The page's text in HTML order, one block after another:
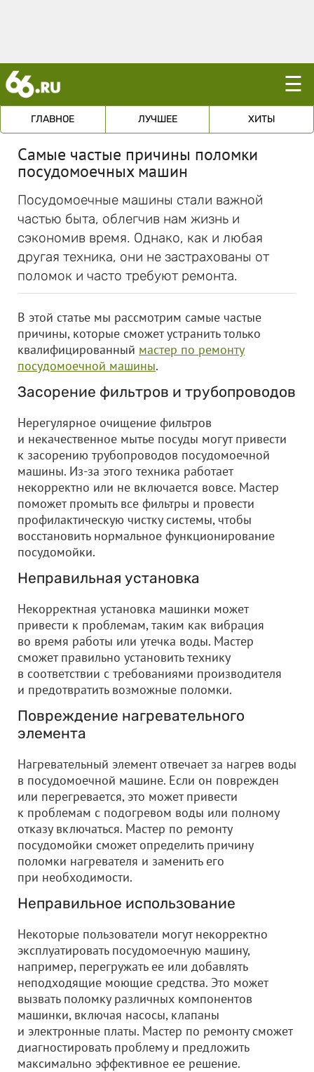
☰
ГЛАВНОЕ ЛУЧШЕЕ ХИТЫ
Самые частые причины поломки
посудомоечных машин
Посудомоечные машины стали важной
частью быта, облегчив нам жизнь и
сэкономив время. Однако, как и любая
другая техника, они не застрахованы от
поломок и часто требуют ремонта.
В этой статье мы рассмотрим самые частые
причины, которые сможет устранить только
квалифицированный мастер по ремонту
посудомоечной машины.
Засорение фильтров и трубопроводов
Нерегулярное очищение фильтров
и некачественное мытье посуды могут привести
к засорению трубопроводов посудомоечной
машины. Из-за этого техника работает
некорректно или не включается вовсе. Мастер
поможет промыть все фильтры и провести
профилактическую чистку системы, чтобы
восстановить нормальное функционирование
посудомойки.
Неправильная установка
Некорректная установка машинки может
привести к проблемам, таким как вибрация
во время работы или утечка воды. Мастер
сможет правильно установить технику
в соответствии с требованиями производителя
и предотвратить возможные поломки.
Повреждение нагревательного
элемента
Нагревательный элемент отвечает за нагрев воды
в посудомоечной машине. Если он поврежден
или перегревается, это может привести
к проблемам с подогревом воды или полному
отказу включаться. Мастер по ремонту
посудомойки сможет определить причину
поломки нагревателя и заменить его
при необходимости.
Неправильное использование
Некоторые пользователи могут некорректно
эксплуатировать посудомоечную машину,
например, перегружать ее или добавлять
неподходящие моющие средства. Это может
вызвать поломку различных компонентов
машинки, включая насосы, клапаны
и электронные платы. Мастер по ремонту сможет
диагностировать проблему и предложить
максимально эффективное ее решение.